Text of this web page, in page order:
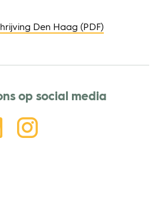
Den Haag (PDF)
op social media